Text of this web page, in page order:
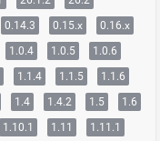
0.14.3 0.15.x
0.16.x
1.0.4 1.0.5
1.0.6
1.1.4 1.1.5
1.1.6
1.4 1.4.2 1.5
1.6
1.10.1 1.11
1.11.1